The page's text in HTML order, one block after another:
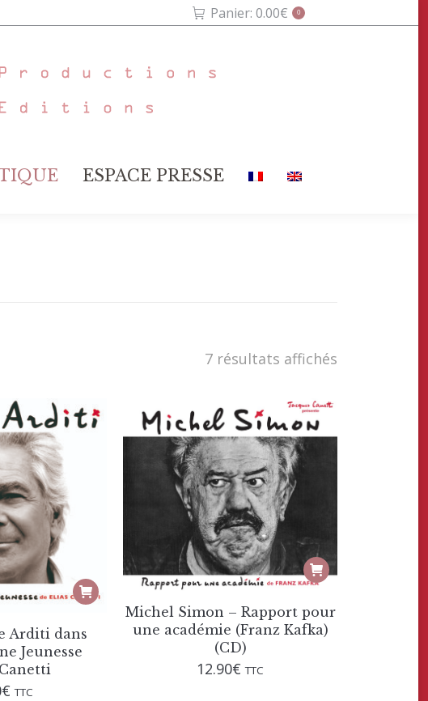
Panier:0.00€ 0
ESPACE PRESSE
7 résultats affichés
Arditi dans
Jeunesse
€ TTC
Michel Simon – Rapport pour
une académie (Franz Kafka)
(CD)
12.90€ TTC
ESPACE PRESSE